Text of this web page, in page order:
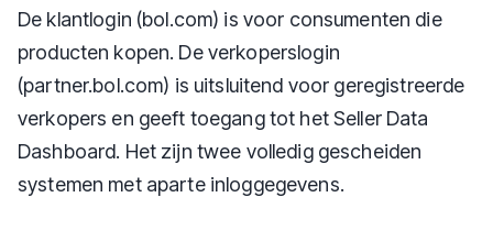
De klantlogin (bol.com) is voor consumenten die
producten kopen. De verkoperslogin
(partner.bol.com) is uitsluitend voor geregistreerde
verkopers en geeft toegang tot het Seller Data
Dashboard. Het zijn twee volledig gescheiden
systemen met aparte inloggegevens.